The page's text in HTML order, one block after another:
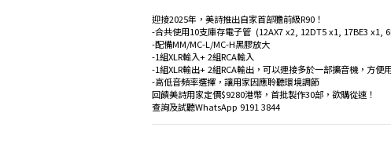
迎接2025年，美詩推出自家首部膽前級R90！
-合共使用10支庫存電子管  (12AX7 x2, 12DT5 x1, 17BE3 x1,
-配備MM/MC-L/MC-H黑膠放大
-1組XLR輸入+ 2組RCA輸入
-1組XLR輸出+ 2組RCA輸出，可以連接多於一部擴音機，方便
-高低音頻率選擇，讓用家因應聆聽環境調節
回饋美詩用家定價$9280港幣，首批製作30部，欲購從速！
查詢及試聽WhatsApp 9191 3844